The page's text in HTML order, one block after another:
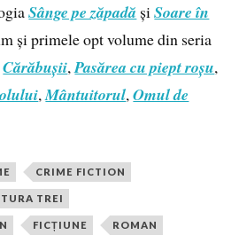
Sânge pe zăpadă șiSoare în
și primele opt volume din seria
Cărăbușii,Pasărea cu piept roșu,
,Mântuitorul,Omul de
CRIME FICTION
TREI
FICȚIUNE ROMAN